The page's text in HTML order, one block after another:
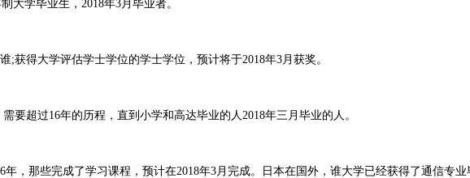
大学毕业生，2018年3月毕业者。
获得大学评估学士学位的学士学位，预计将于2018年3月获奖。
要超过16年的历程，直到小学和高达毕业的人2018年三月毕业的人。
，那些完成了学习课程，预计在2018年3月完成。日本在国外，谁大学已经获得了通信专